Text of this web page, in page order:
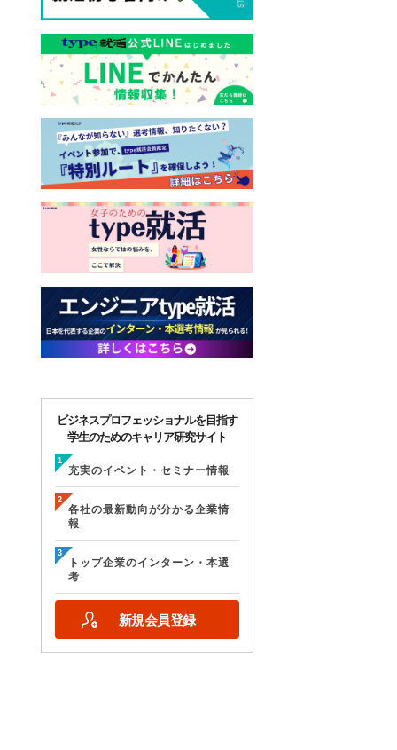
ビジネスプロフェッショナルを目指す
学生のためのキャリア研究サイト
充実のイベント・セミナー情報
各社の最新動向が分かる企業情
報
トップ企業のインターン・本選
考
新規会員登録